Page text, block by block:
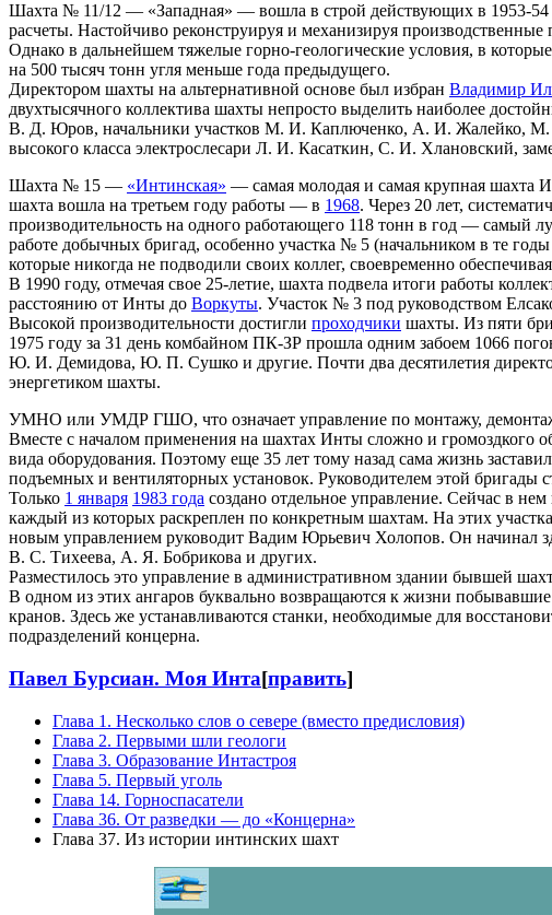
Шахта № 11/12 — «Западная» — вошла в строй действующих в 1953-54
расчеты. Настойчиво реконструируя и механизируя
Однако в дальнейшем тяжелые горно-геологические условия, в
на 500 тысяч тонн угля меньше года предыдущего.
Директором шахты на альтернативной основе был избран Владимир
двухтысячного коллектива шахты непросто выделить наиболее
В. Д. Юров, начальники участков М. И. Каплюченко, А. И. Жалейко, М.
высокого класса электрослесари Л. И. Касаткин, С. И. Хлановский,
Шахта № 15 — «Интинская» — самая молодая и самая крупная шахта
шахта вошла на третьем году работы — в 1968. Через 20 лет,
производительность на одного работающего 118 тонн в год — самый
работе добычных бригад, особенно участка № 5 (начальником в те
которые никогда не подводили своих коллег, своевременно
В 1990 году, отмечая свое 25-летие, шахта подвела итоги работы
расстоянию от Инты до Воркуты. Участок № 3 под руководством
Высокой производительности достигли проходчики шахты. Из пяти
1975 году за 31 день комбайном ПК-ЗР прошла одним забоем 1066
Ю. И. Демидова, Ю. П. Сушко и другие. Почти два десятилетия
энергетиком шахты.
УМНО или УМДР ГШО, что означает управление по монтажу,
Вместе с началом применения на шахтах Инты сложно и громоздкого
вида оборудования. Поэтому еще 35 лет тому назад сама жизнь
подъемных и вентиляторных установок. Руководителем этой бригады
Только 1 января 1983 года создано отдельное управление. Сейчас в
каждый из которых раскреплен по конкретным шахтам. На этих
новым управлением руководит Вадим Юрьевич Холопов. Он начинал
В. С. Тихеева, А. Я. Бобрикова и других.
Разместилось это управление в административном здании бывшей
В одном из этих ангаров буквально возвращаются к жизни
кранов. Здесь же устанавливаются станки, необходимые для
подразделений концерна.
Павел Бурсиан. Моя Инта[править]
Глава 1. Несколько слов о севере (вместо предисловия)
Глава 2. Первыми шли геологи
Глава 3. Образование Интастроя
Глава 5. Первый уголь
Глава 14. Горноспасатели
Глава 36. От разведки — до «Концерна»
Глава 37. Из истории интинских шахт